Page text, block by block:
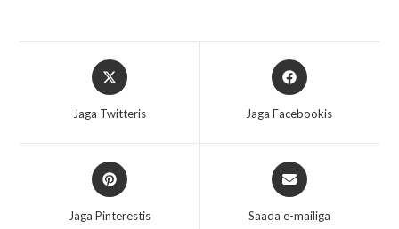
Jaga Twitteris Jaga Facebookis
Jaga Pinterestis Saada e-mailiga